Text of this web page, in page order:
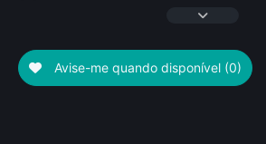
Avise-me quando disponível (0)